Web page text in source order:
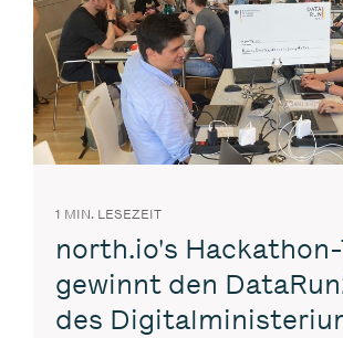
1 MIN. LESEZEIT
north.io's Hackathon-
gewinnt den
des